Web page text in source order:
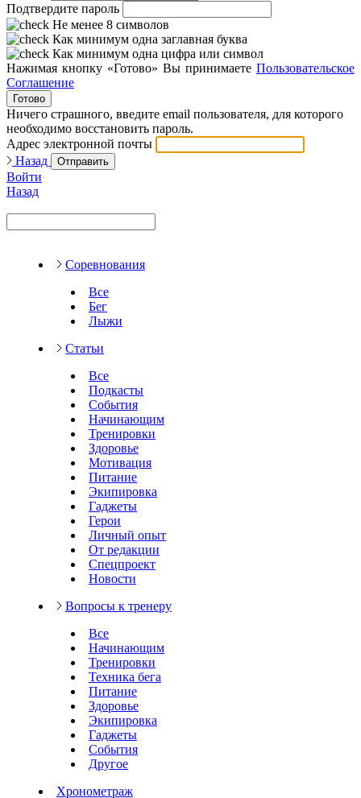
Подтвердите пароль
Не менее 8 символов
Как минимум одна заглавная буква
Как минимум одна цифра или символ
Нажимая кнопку «Готово» Вы принимаете Пользовательское
Соглашение
Готово
Ничего страшного, введите email пользователя, для которого
необходимо восстановить пароль.
Адрес электронной почты
Назад
Отправить
Войти
Назад
Соревнования
Все
Бег
Лыжи
Статьи
Все
Подкасты
События
Начинающим
Тренировки
Здоровье
Мотивация
Питание
Экипировка
Гаджеты
Герои
Личный опыт
От редакции
Спецпроект
Новости
Вопросы к тренеру
Все
Начинающим
Тренировки
Техника бега
Питание
Здоровье
Экипировка
Гаджеты
События
Другое
Хронометраж